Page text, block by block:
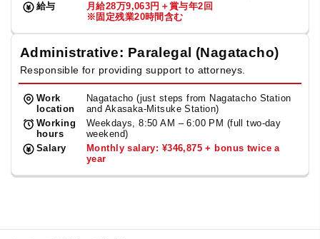
給与
月給28万9,063円＋賞与年2回
※固定残業20時間含む
Administrative: Paralegal (Nagatacho)
Responsible for providing support to attorneys.
Work
location
Nagatacho (just steps from Nagatacho Station
and Akasaka-Mitsuke Station)
Working
hours
Weekdays, 8:50 AM – 6:00 PM (full two-day
weekend)
Salary
Monthly salary: ¥346,875 + bonus twice a
year